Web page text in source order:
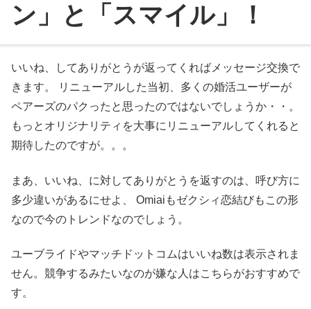
ン」と「スマイル」！
いいね、してありがとうが返ってくればメッセージ交換で
きます。 リニューアルした当初、多くの婚活ユーザーが
ペアーズのパクったと思ったのではないでしょうか・・。
もっとオリジナリティを大事にリニューアルしてくれると
期待したのですが。。。
まあ、いいね、に対してありがとうを返すのは、呼び方に
多少違いがあるにせよ、 Omiaiもゼクシィ恋結びもこの形
なので今のトレンドなのでしょう。
ユーブライドやマッチドットコムはいいね数は表示されま
せん。競争するみたいなのが嫌な人はこちらがおすすめで
す。